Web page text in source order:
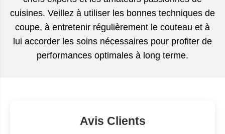
cuisines. Veillez à utiliser les bonnes techniques de
coupe, à entretenir régulièrement le couteau et à
lui accorder les soins nécessaires pour profiter de
performances optimales à long terme.
Avis Clients